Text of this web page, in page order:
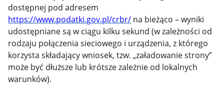
dostępnej pod adresem
https://www.podatki.gov.pl/crbr/ na bieżąco – wyniki
udostępniane są w ciągu kilku sekund (w zależności od
rodzaju połączenia sieciowego i urządzenia, z którego
korzysta składający wniosek, tzw. „załadowanie strony”
może być dłuższe lub krótsze zależnie od lokalnych
warunków).